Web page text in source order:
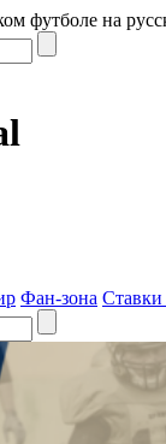
футболе на
Фан-зона Ставки